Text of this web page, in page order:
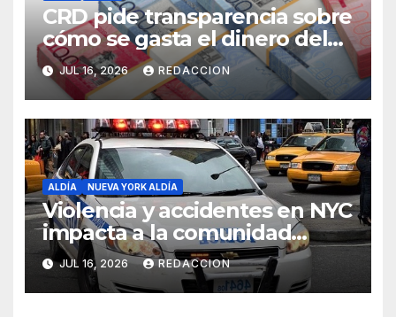
CRD pide transparencia sobre
cómo se gasta el dinero del
Seguro Familiar de Salud
JUL 16, 2026 REDACCION
ALDÍA NUEVA YORK ALDÍA
Violencia y accidentes en NYC
impacta a la comunidad
dominicana
JUL 16, 2026 REDACCION